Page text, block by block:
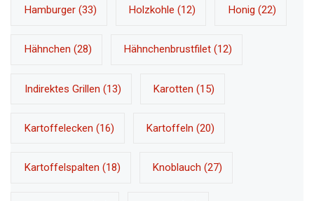
Hamburger(33) Holzkohle (12) Honig (22)
Hähnchen (28) Hähnchenbrustfilet (12)
Indirektes Grillen (13) Karotten (15)
Kartoffelecken (16) Kartoffeln (20)
Kartoffelspalten (18) Knoblauch (27)